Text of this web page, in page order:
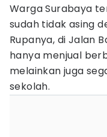
Warga Surabaya
sudah tidak asing
Rupanya, di Jalan
hanya menjual
melainkan juga
sekolah.